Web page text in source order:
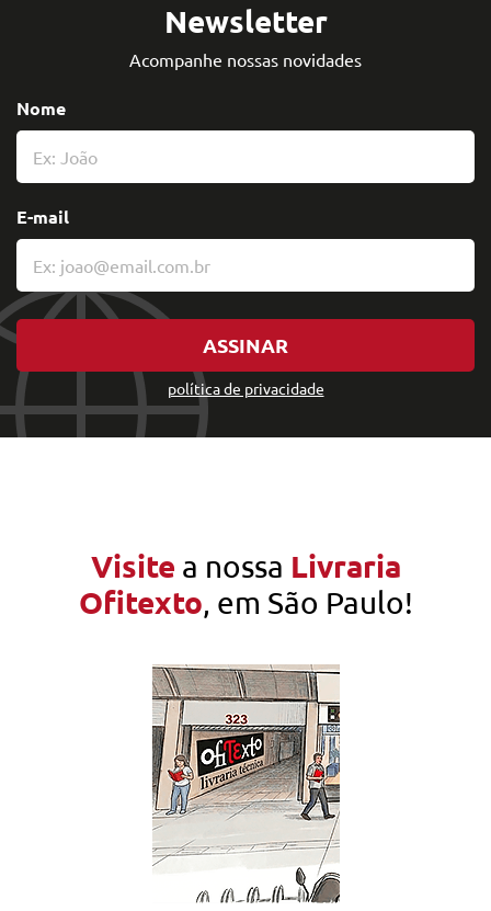
Newsletter
Acompanhe nossas novidades
política de privacidade
Nome
E-mail
ASSINAR
Visite a nossa Livraria
Ofitexto, em São Paulo!